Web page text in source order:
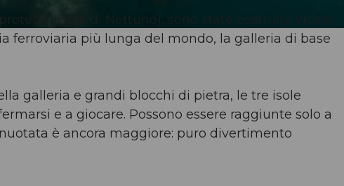
(isole di Nettuno), sono state costruite vicino
ferroviaria più lunga del mondo, la galleria di base
galleria e grandi blocchi di pietra, le tre isole
e a giocare. Possono essere raggiunte solo a
è ancora maggiore: puro divertimento